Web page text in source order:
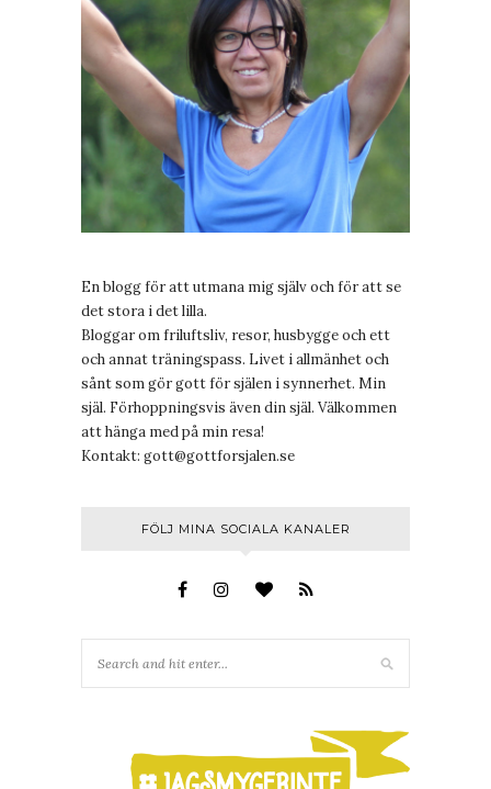
En blogg för att utmana mig själv och för att se
det stora i det lilla.
Bloggar om friluftsliv, resor, husbygge och ett
och annat träningspass. Livet i allmänhet och
sånt som gör gott för själen i synnerhet. Min
själ. Förhoppningsvis även din själ. Välkommen
att hänga med på min resa!
Kontakt: gott@gottforsjalen.se
FÖLJ MINA SOCIALA KANALER